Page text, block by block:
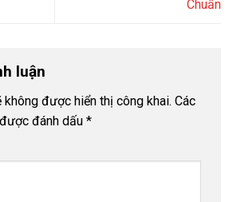
Chuẩn
luận
không được hiển thị công khai. Các
đánh dấu *